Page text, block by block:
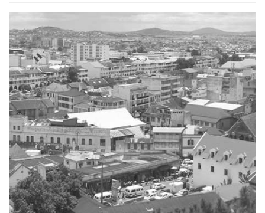
Concours vidéo
Matinales
Nos partenaires
Evénements
Publications et rapports
Documents
Les adhérents
Annuaire
Offres d’emploi
Forum
Actualités
Nous contacter